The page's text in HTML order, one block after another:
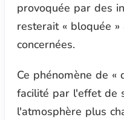
provoquée par des
resterait « bloquée »
concernées.
Ce phénomène de «
facilité par l'effet de
l'atmosphère plus